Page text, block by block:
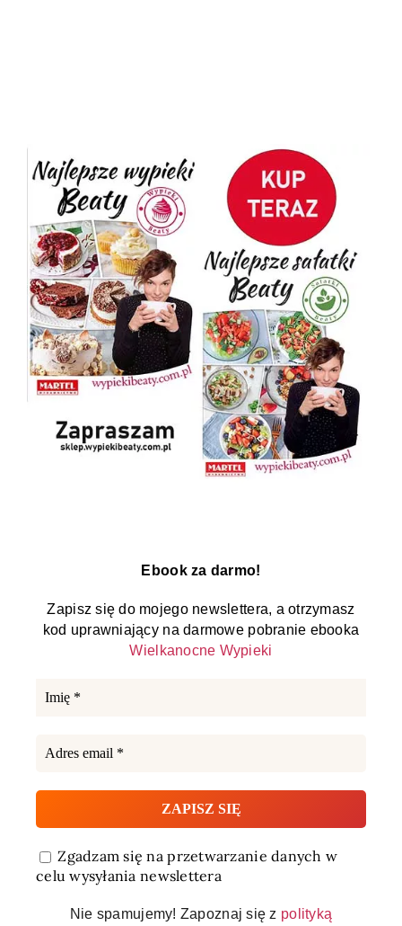
Ebook za darmo!
Zapisz się do mojego newslettera, a otrzymasz
kod uprawniający na darmowe pobranie ebooka
Wielkanocne Wypieki
Zgadzam się na przetwarzanie danych w
celu wysyłania newslettera
Nie spamujemy! Zapoznaj się z polityką